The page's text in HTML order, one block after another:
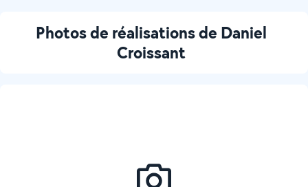
Photos de réalisations de Daniel
Croissant